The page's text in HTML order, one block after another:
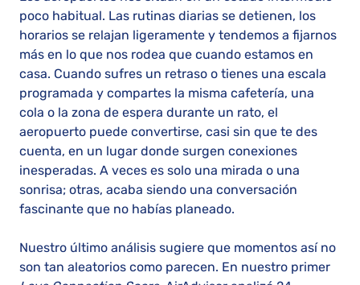
poco habitual. Las rutinas diarias se detienen, los
horarios se relajan ligeramente y tendemos a fijarnos
más en lo que nos rodea que cuando estamos en
casa. Cuando sufres un retraso o tienes una escala
programada y compartes la misma cafetería, una
cola o la zona de espera durante un rato, el
aeropuerto puede convertirse, casi sin que te des
cuenta, en un lugar donde surgen conexiones
inesperadas. A veces es solo una mirada o una
sonrisa; otras, acaba siendo una conversación
fascinante que no habías planeado.
Nuestro último análisis sugiere que momentos así no
son tan aleatorios como parecen. En nuestro primer